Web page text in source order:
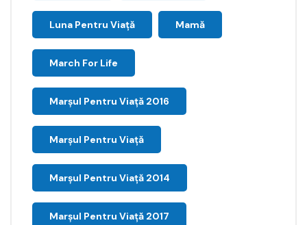
Luna Pentru Viață Mamă
March For Life
Marşul Pentru Viaţă 2016
Marșul Pentru Viață
Marșul Pentru Viață 2014
Marșul Pentru Viață 2017